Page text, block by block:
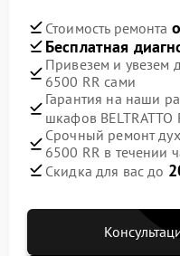
Стоимость ремонта
Бесплатная
Привезем и увезем
6500 RR сами
Гарантия на наши
шкафов BELTRATTO
Срочный ремонт
6500 RR в течении
Скидка для вас до